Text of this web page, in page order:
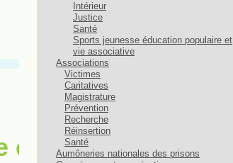
Intérieur
Justice
Santé
Sports jeunesse éducation populaire et
vie associative
Associations
Victimes
Caritatives
Magistrature
Prévention
Recherche
Réinsertion
Santé
Aumôneries nationales des prisons